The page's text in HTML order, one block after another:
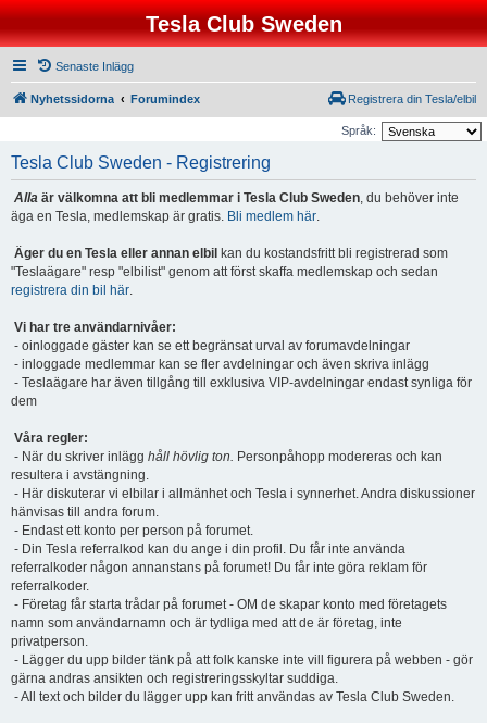
Tesla Club Sweden
Senaste Inlägg
Nyhetssidorna Forumindex Registrera din Tesla/elbil
Språk:
Tesla Club Sweden - Registrering
Alla är välkomna att bli medlemmar i Tesla Club Sweden, du behöver inte
äga en Tesla, medlemskap är gratis. Bli medlem här.
Äger du en Tesla eller annan elbil kan du kostandsfritt bli registrerad som
"Teslaägare" resp "elbilist" genom att först skaffa medlemskap och sedan
registrera din bil här.
Vi har tre användarnivåer:
- oinloggade gäster kan se ett begränsat urval av forumavdelningar
- inloggade medlemmar kan se fler avdelningar och även skriva inlägg
- Teslaägare har även tillgång till exklusiva VIP-avdelningar endast synliga för
dem
Våra regler:
- När du skriver inlägg håll hövlig ton. Personpåhopp modereras och kan
resultera i avstängning.
- Här diskuterar vi elbilar i allmänhet och Tesla i synnerhet. Andra diskussioner
hänvisas till andra forum.
- Endast ett konto per person på forumet.
- Din Tesla referralkod kan du ange i din profil. Du får inte använda
referralkoder någon annanstans på forumet! Du får inte göra reklam för
referralkoder.
- Företag får starta trådar på forumet - OM de skapar konto med företagets
namn som användarnamn och är tydliga med att de är företag, inte
privatperson.
- Lägger du upp bilder tänk på att folk kanske inte vill figurera på webben - gör
gärna andras ansikten och registreringsskyltar suddiga.
- All text och bilder du lägger upp kan fritt användas av Tesla Club Sweden.